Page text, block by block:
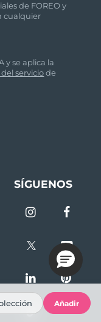
de FOREO y
cualquier
y se aplica la
serviciode
SÍGUENOS
Añadir